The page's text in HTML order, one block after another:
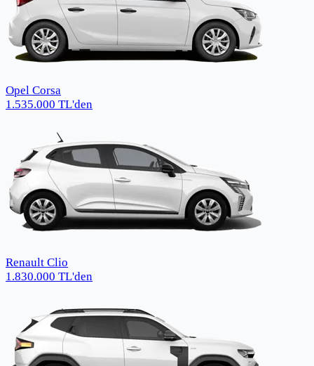
Opel Corsa
1.535.000 TL'den
Renault Clio
1.830.000 TL'den